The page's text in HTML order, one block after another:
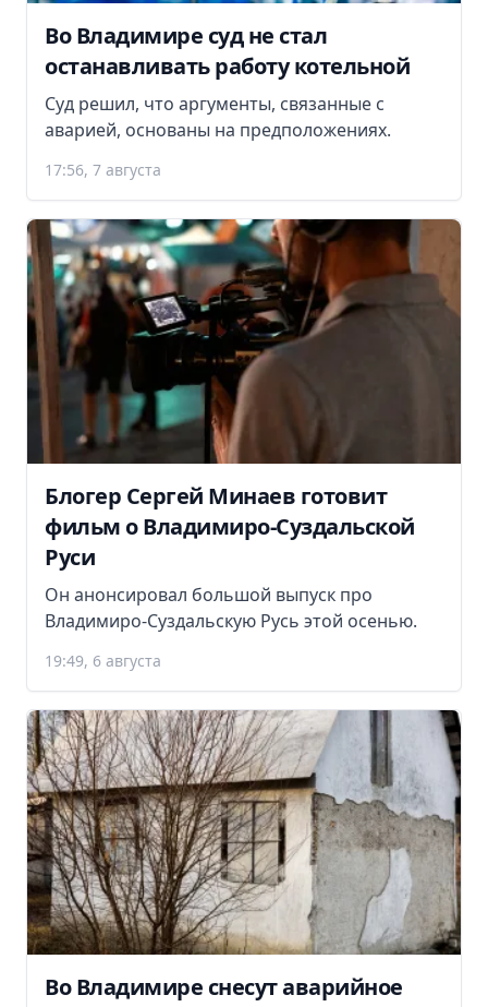
Во Владимире суд не стал
останавливать работу котельной
Суд решил, что аргументы, связанные с
аварией, основаны на предположениях.
17:56, 7 августа
Блогер Сергей Минаев готовит
фильм о Владимиро-Суздальской
Руси
Он анонсировал большой выпуск про
Владимиро-Суздальскую Русь этой осенью.
19:49, 6 августа
Во Владимире снесут аварийное